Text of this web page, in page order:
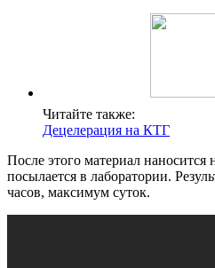
Читайте также:
Децелерация на КТГ
После этого материал наносится
посылается в лаборатории.
часов, максимум суток.